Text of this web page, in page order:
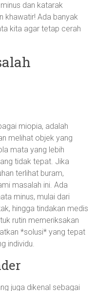
dan katarak
khawatir! Ada banyak
kita agar tetap cerah
miopia, adalah
melihat objek yang
mata yang lebih
tidak tepat. Jika
terlihat buram,
masalah ini. Ada
minus, mulai dari
hingga tindakan medis
rutin memeriksakan
*solusi* yang tepat
individu.
juga dikenal sebagai